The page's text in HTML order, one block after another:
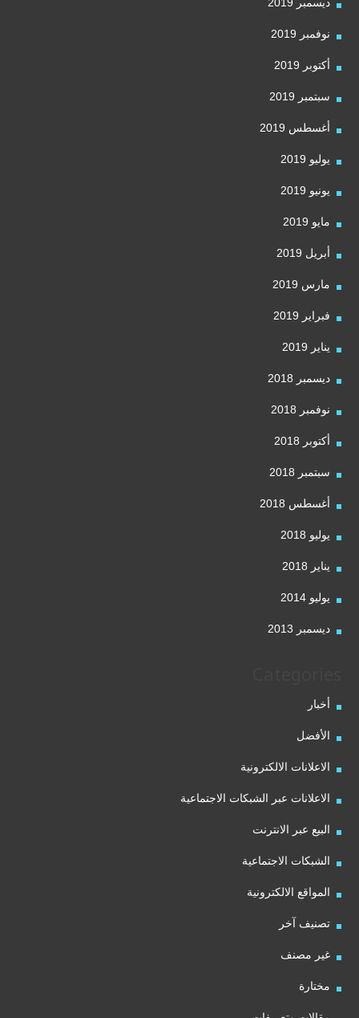
نوفمبر 2019
أكتوبر 2019
سبتمبر 2019
أغسطس 2019
يوليو 2019
يونيو 2019
مايو 2019
أبريل 2019
مارس 2019
فبراير 2019
يناير 2019
ديسمبر 2018
نوفمبر 2018
أكتوبر 2018
سبتمبر 2018
أغسطس 2018
يوليو 2018
يناير 2018
يوليو 2014
ديسمبر 2013
أخبار
الأفضل
الاعلانات الالكترونية
الاعلانات عبر الشبكات الاجتماعية
البيع عبر الانترنت
الشبكات الاجتماعية
المواقع الالكترونية
تصنيف آخر
غير مصنف
مختارة